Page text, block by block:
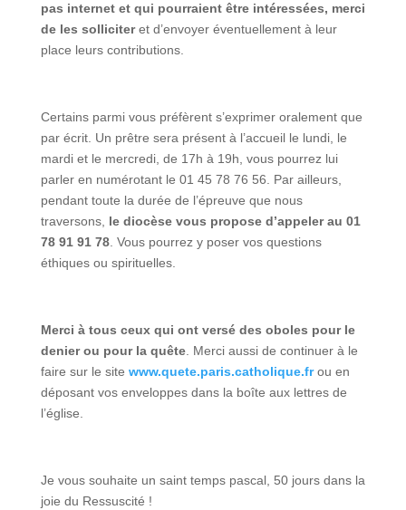
pas internet et qui pourraient être intéressées, merci
de les solliciteret d’envoyer éventuellement à leur
place leurs contributions.
Certains parmi vous préfèrent s’exprimer oralement que
par écrit. Un prêtre sera présent à l’accueil le lundi, le
mardi et le mercredi, de 17h à 19h, vous pourrez lui
parler en numérotant le 01 45 78 76 56. Par ailleurs,
pendant toute la durée de l’épreuve que nous
traversons, le diocèse vous propose d’appeler au 01
78 91 91 78. Vous pourrez y poser vos questions
éthiques ou spirituelles.
Merci à tous ceux qui ont versé des oboles pour le
denier ou pour la quête. Merci aussi de continuer à le
faire sur le site www.quete.paris.catholique.frou en
déposant vos enveloppes dans la boîte aux lettres de
l’église.
Je vous souhaite un saint temps pascal, 50 jours dans la
joie du Ressuscité !